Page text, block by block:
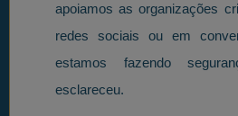
apoiamos as organizações
redes sociais ou em
estamos fazendo
esclareceu.